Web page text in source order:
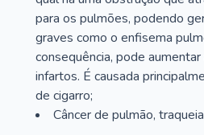
para os pulmões, podendo
graves como o enfisema
consequência, pode
infartos. É causada
de cigarro;
Câncer de pulmão,